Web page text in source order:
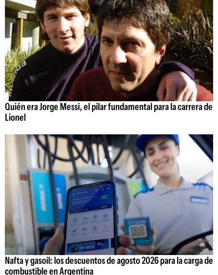
Quién era Jorge Messi, el pilar fundamental para la carrera de
Lionel
Nafta y gasoil: los descuentos de agosto 2026 para la carga de
combustible en Argentina